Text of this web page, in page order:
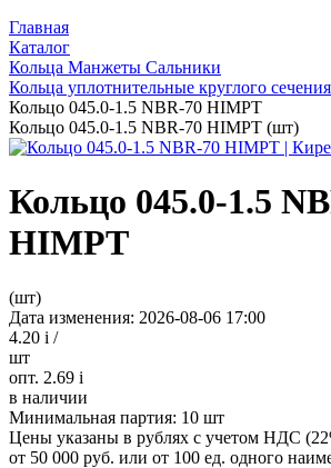
Главная
Каталог
Кольца Манжеты Сальники
Кольца уплотнительные круглого сечения
Кольцо 045.0-1.5 NBR-70 HIMPT
Кольцо 045.0-1.5 NBR-70 HIMPT (шт)
Кольцо 045.0-1.5
HIMPT
(шт)
Дата изменения: 2026-08-06 17:00
4.20 i /
шт
опт. 2.69 i
в наличии
Минимальная партия: 10 шт
Цены указаны в рублях с учетом НДС
от 50 000 руб. или от 100 ед. одного